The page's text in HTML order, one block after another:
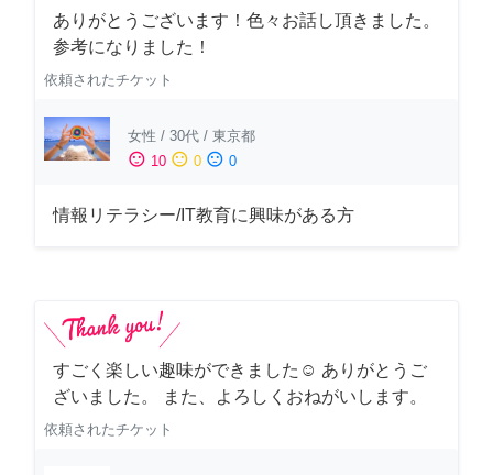
ありがとうございます！色々お話し頂きました。
参考になりました！
依頼されたチケット
女性 / 30代 / 東京都
sentiment_satisfied 10 sentiment_neutral 0 sentiment_dissatisfied 0
情報リテラシー/IT教育に興味がある方
すごく楽しい趣味ができました☺︎ ありがとうご
ざいました。 また、よろしくおねがいします。
依頼されたチケット